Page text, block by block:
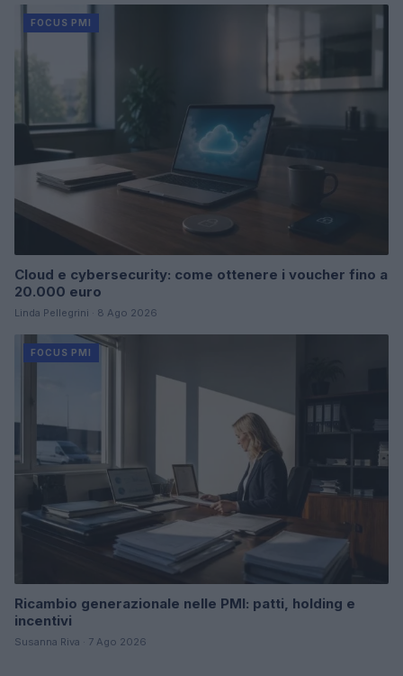
FOCUS PMI
Cloud e cybersecurity: come ottenere i voucher fino a
20.000 euro
Linda Pellegrini · 8 Ago 2026
FOCUS PMI
Ricambio generazionale nelle PMI: patti, holding e
incentivi
Susanna Riva · 7 Ago 2026